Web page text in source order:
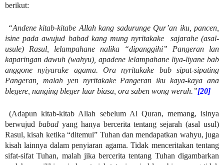
berikut:
“Andene kitab-kitabe Allah kang sadurunge Qur’an iku, pancen,
isine pada awujud babad kang mung nyritakake sajarahe (asal-
usule) Rasul, lelampahane nalika “dipanggihi” Pangeran lan
kaparingan dawuh (wahyu), apadene lelampahane liya-liyane bab
anggone nyiyarake agama. Ora nyritakake bab sipat-sipating
Pangeran, malah yen nyritakake Pangeran iku kaya-kaya ana
blegere, nanging bleger luar biasa, ora saben wong weruh.”[20]
(Adapun kitab-kitab Allah sebelum Al Quran, memang, isinya
berwujud babadyang hanya bercerita tentang sejarah (asal usul)
Rasul, kisah ketika “ditemui” Tuhan dan mendapatkan wahyu, juga
kisah lainnya dalam penyiaran agama. Tidak menceritakan tentang
sifat-sifat Tuhan, malah jika bercerita tentang Tuhan digambarkan